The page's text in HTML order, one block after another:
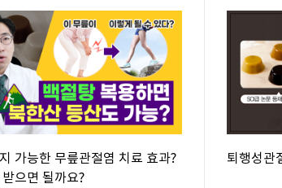
가능한 무릎관절염 치료 효과?
으면 될까요?
퇴행성관